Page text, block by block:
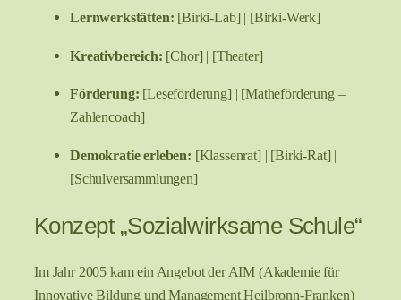
Lernwerkstätten: [Birki-Lab] | [Birki-Werk]
Kreativbereich: [Chor] | [Theater]
Förderung: [Leseförderung] | [Matheförderung –
Zahlencoach]
Demokratie erleben: [Klassenrat] | [Birki-Rat] |
[Schulversammlungen]
Konzept „Sozialwirksame Schule“
Im Jahr 2005 kam ein Angebot der AIM (Akademie für
Innovative Bildung und Management Heilbronn-Franken)